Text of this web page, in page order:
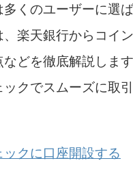
くのユーザーに選ば
楽天銀行からコイ
どを徹底解説します
ックでスムーズに取
ックに口座開設する